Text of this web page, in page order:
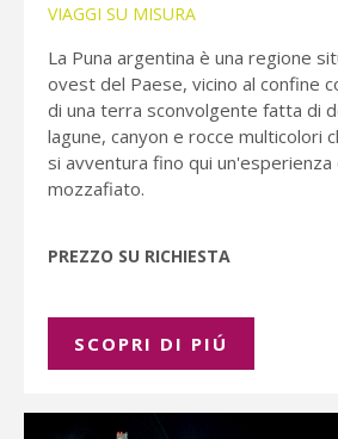
VIAGGI SU MISURA
La Puna argentina è una regione
ovest del Paese, vicino al confine
di una terra sconvolgente fatta di
lagune, canyon e rocce multicolori
si avventura fino qui
mozzafiato.
PREZZO SU RICHIESTA
SCOPRI DI PIÚ